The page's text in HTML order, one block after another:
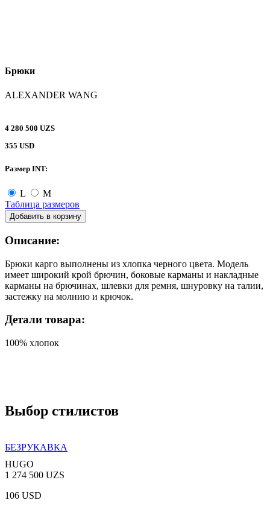
Брюки
ALEXANDER WANG
4 280 500 UZS
355 USD
Размер INT:
L
M
Таблица размеров
Добавить в корзину
Описание:
Брюки карго выполнены из хлопка черного цвета. Модель
имеет широкий крой брючин, боковые карманы и накладные
карманы на брючинах, шлевки для ремня, шнуровку на талии,
застежку на молнию и крючок.
Детали товара:
100% хлопок
Выбор стилистов
БЕЗРУКАВКА
HUGO
1 274 500 UZS
106 USD